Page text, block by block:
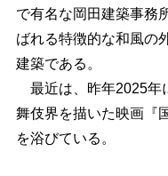
で有名な岡田建築事務
ばれる特徴的な和風の
建築である。
最近は、昨年2025年
舞伎界を描いた映画『
を浴びている。